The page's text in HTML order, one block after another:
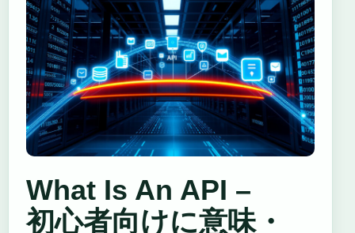
What Is An API –
初心者向けに意味・